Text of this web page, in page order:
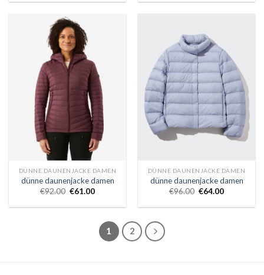
DÜNNE DAUNENJACKE DAMEN
dünne daunenjacke damen
€92.00 €61.00
DÜNNE DAUNENJACKE DAMEN
dünne daunenjacke damen
€96.00 €64.00
1 2